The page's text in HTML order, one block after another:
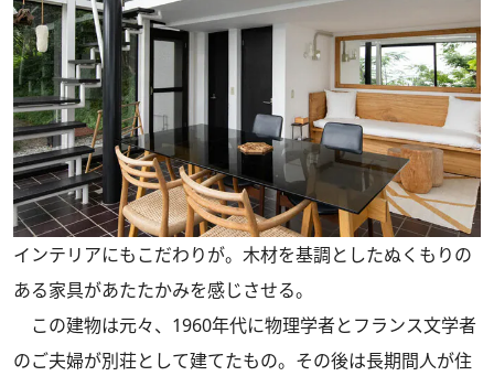
インテリアにもこだわりが。木材を基調としたぬくもりの
ある家具があたたかみを感じさせる。
この建物は元々、1960年代に物理学者とフランス文学者
のご夫婦が別荘として建てたもの。その後は長期間人が住